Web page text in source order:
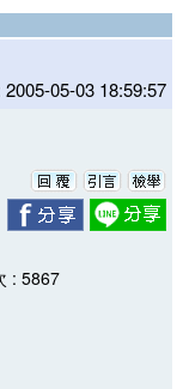
05-03 18:59:57
: 5867